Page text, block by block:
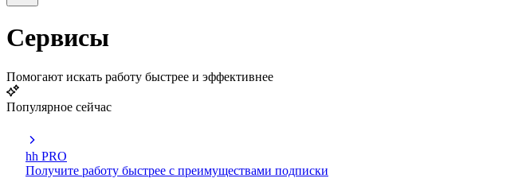
Сервисы
Помогают искать работу быстрее и эффективнее
Популярное сейчас
hh PRO
Получите работу быстрее с преимуществами подписки